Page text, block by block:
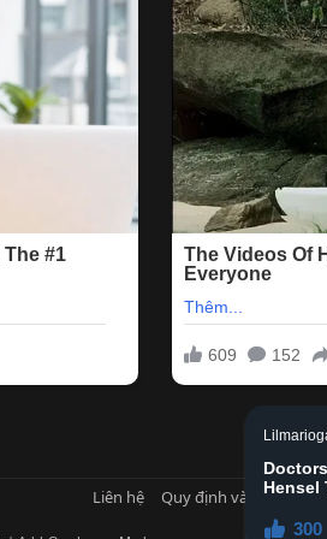
Liên hệ Quy định và Nội quy